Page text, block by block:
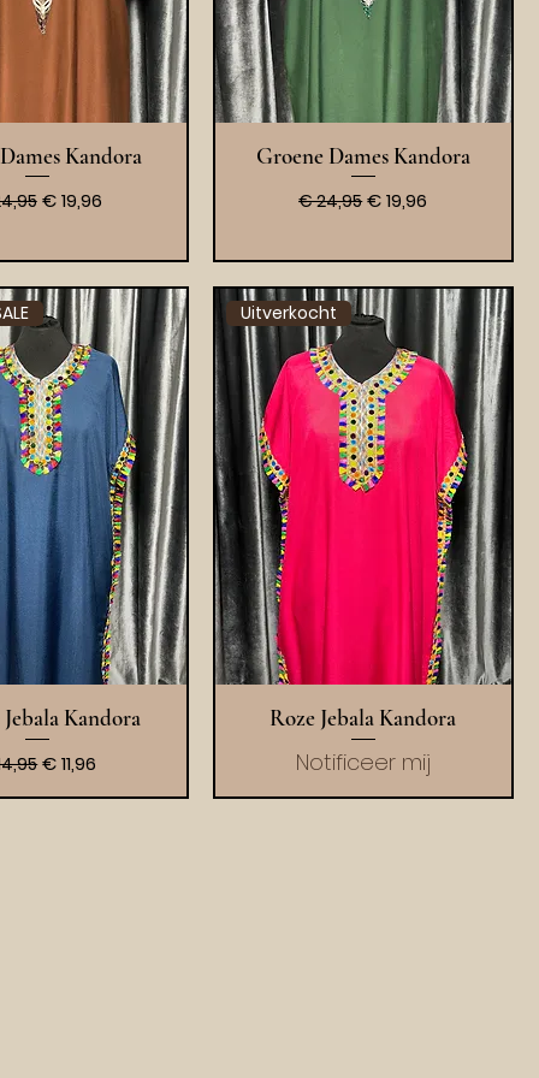
overzicht
Kandora
prijs
Verkoopprijs
€ 19,96
Snel overzicht
Groene Dames Kandora
Normale prijs
€ 24,95Verkoopprijs
€ 19,96
overzicht
Kandora
prijs
Verkoopprijs
€ 11,96
Snel overzicht
Uitverkocht
Roze Jebala Kandora
Notificeer mij